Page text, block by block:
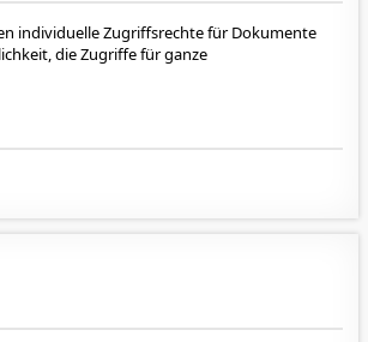
individuelle Zugriffsrechte für Dokumente
die Zugriffe für ganze